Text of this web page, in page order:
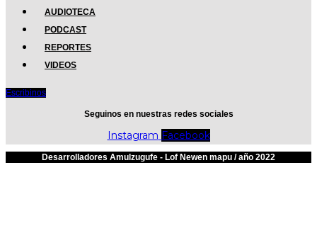
AUDIOTECA
PODCAST
REPORTES
VIDEOS
Escribinos
Seguinos en nuestras redes sociales
Instagram Facebook
Desarrolladores Amulzugufe - Lof Newen mapu / año 2022